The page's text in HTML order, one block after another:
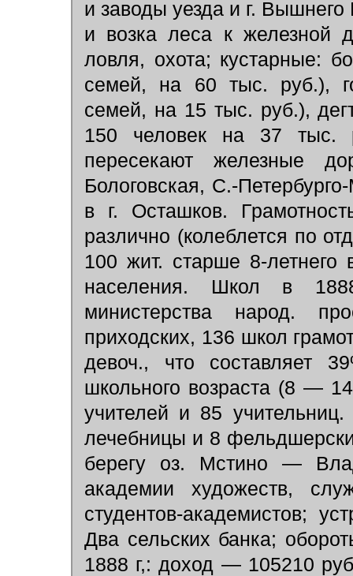
и заводы уезда и г.
и возка леса к железной
ловля, охота; кустарные:
семей, на 60 тыс. руб.),
семей, на 15 тыс. руб.),
150 человек на 37 тыс.
пересекают железные
Бологовская, С.-
в г. Осташков.
различно (колеблется по
100 жит. старше 8-
населения. Школ в
министерства народ.
приходских, 136 школ
девоч., что составляет
школьного возраста (8 —
учителей и 85
лечебницы и 8
берегу оз. Мстино —
академии художеств,
студентов-академистов;
Два сельских банка;
1888 г,: доход — 105210